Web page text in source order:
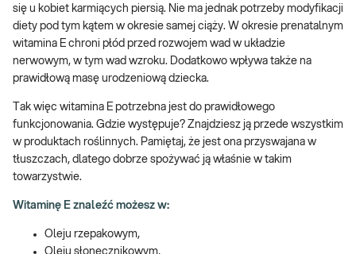
się u kobiet karmiących piersią. Nie ma jednak potrzeby modyfikacji
diety pod tym kątem w okresie samej ciąży. W okresie prenatalnym
witamina E chroni płód przed rozwojem wad w układzie
nerwowym, w tym wad wzroku. Dodatkowo wpływa także na
prawidłową masę urodzeniową dziecka.
Tak więc witamina E potrzebna jest do prawidłowego
funkcjonowania. Gdzie występuje? Znajdziesz ją przede wszystkim
w produktach roślinnych. Pamiętaj, że jest ona przyswajana w
tłuszczach, dlatego dobrze spożywać ją właśnie w takim
towarzystwie.
Witaminę E znaleźć możesz w:
Oleju rzepakowym,
Oleju słonecznikowym,